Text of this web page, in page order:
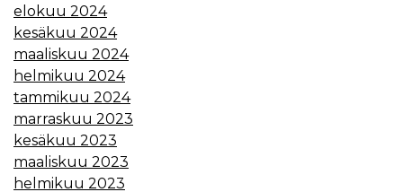
elokuu 2024
kesäkuu 2024
maaliskuu 2024
helmikuu 2024
tammikuu 2024
marraskuu 2023
kesäkuu 2023
maaliskuu 2023
helmikuu 2023